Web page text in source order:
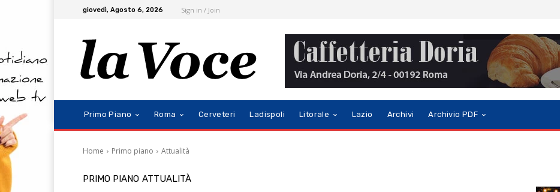
giovedì, Agosto 6, 2026 Sign in / Join
Primo Piano Roma Cerveteri Ladispoli Litorale Lazio Archivi Archivio PDF
Home Primo piano Attualità
PRIMO PIANO ATTUALITÀ